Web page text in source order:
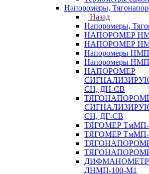
Напоромеры,
Назад
Напоромеры,
НАПОРОМЕР
НАПОРОМЕР
Напоромеры
Напоромеры
НАПОРОМЕР
СН, ДН-СВ
СН, ДГ-СВ
ТЯГОМЕР ТмМП-
ТЯГОМЕР ТмМП-
ДНМП-100-М1